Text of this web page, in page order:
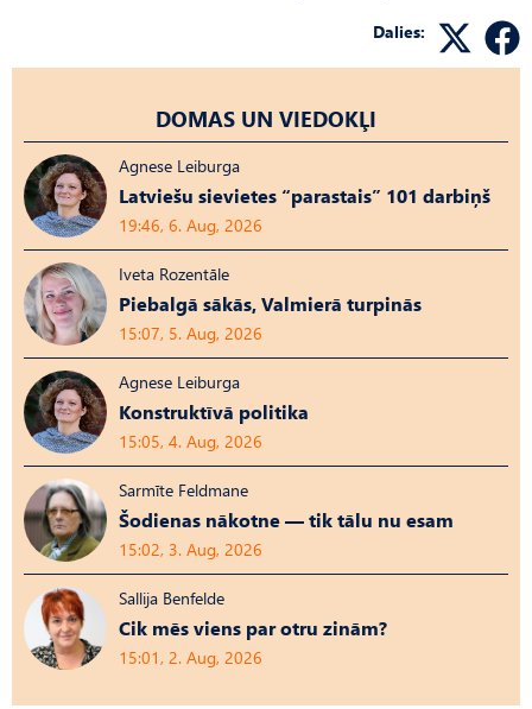
Dalies:
DOMAS UN VIEDOKĻI
Agnese Leiburga
Latviešu sievietes “parastais” 101 darbiņš
19:46, 6. Aug, 2026
Iveta Rozentāle
Piebalgā sākās, Valmierā turpinās
15:07, 5. Aug, 2026
Agnese Leiburga
Konstruktīvā politika
15:05, 4. Aug, 2026
Sarmīte Feldmane
Šodienas nākotne — tik tālu nu esam
15:02, 3. Aug, 2026
Sallija Benfelde
Cik mēs viens par otru zinām?
15:01, 2. Aug, 2026